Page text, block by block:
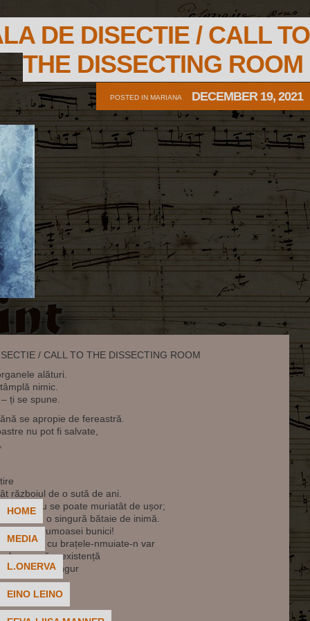
HOME
MEDIA
L.ONERVA
EINO LEINO
DE DISECTIE / CALL TO
THE DISSECTING ROOM
POSTED IN MARIANA DECEMBER 19, 2021
/ CALL TO THE DISSECTING ROOM
alături.
nimic.
ți se spune.
se apropie de fereastră.
nu pot fi salvate,
războiul de o sută de ani.
nu se poate muriatât de ușor;
haine cu o singură bătaie de inimă.
bal a frumoasei bunici!
n ace; cu brațele-nmuiate-n var
acoperă o existență
că nu eșți singur
scrie singură.